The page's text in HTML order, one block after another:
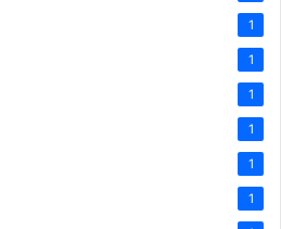
1
1
1
1
1
1